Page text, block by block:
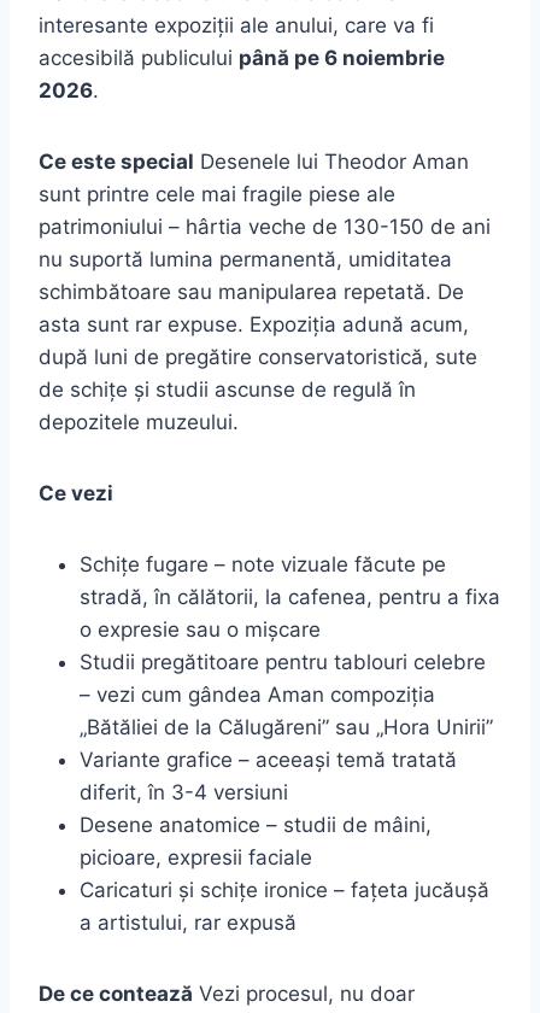
interesante expoziții ale anului, care va fi
accesibilă publicului până pe 6 noiembrie
2026.
Ce este special Desenele lui Theodor Aman
sunt printre cele mai fragile piese ale
patrimoniului – hârtia veche de 130-150 de ani
nu suportă lumina permanentă, umiditatea
schimbătoare sau manipularea repetată. De
asta sunt rar expuse. Expoziția adună acum,
după luni de pregătire conservatoristică, sute
de schițe și studii ascunse de regulă în
depozitele muzeului.
Ce vezi
Schițe fugare – note vizuale făcute pe
stradă, în călătorii, la cafenea, pentru a fixa
o expresie sau o mișcare
Studii pregătitoare pentru tablouri celebre
– vezi cum gândea Aman compoziția
„Bătăliei de la Călugăreni” sau „Hora Unirii”
Variante grafice – aceeași temă tratată
diferit, în 3-4 versiuni
Desene anatomice – studii de mâini,
picioare, expresii faciale
Caricaturi și schițe ironice – fațeta jucăușă
a artistului, rar expusă
De ce contează Vezi procesul, nu doar